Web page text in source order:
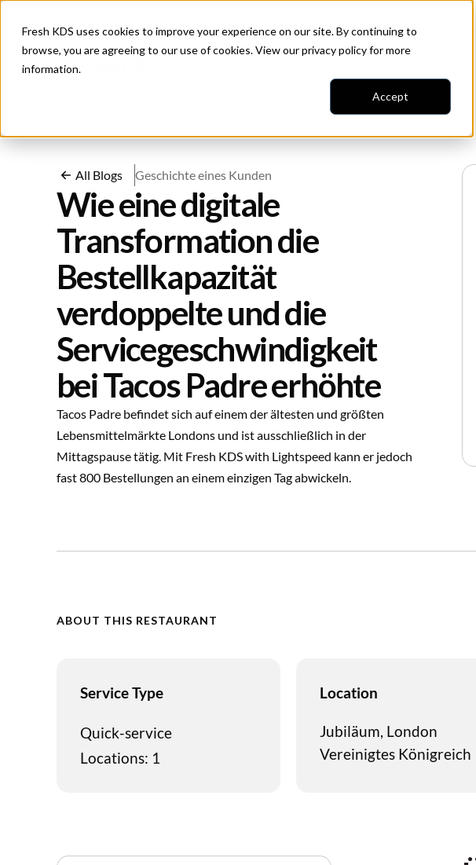
Fresh KDS uses cookies to improve your experience on our site. By continuing to
browse, you are agreeing to our use of cookies. View ourprivacy policyfor more
information.
Accept
All Blogs Geschichte eines Kunden
Wie eine digitale
Transformation die
Bestellkapazität
verdoppelte und die
Servicegeschwindigkeit
bei Tacos Padre erhöhte
Tacos Padre befindet sich auf einem der ältesten und größten
Lebensmittelmärkte Londons und ist ausschließlich in der
Mittagspause tätig. Mit Fresh KDS with Lightspeed kann er jedoch
fast 800 Bestellungen an einem einzigen Tag abwickeln.
ABOUT THIS RESTAURANT
Service Type
Quick-service
Locations: 1
Location
Jubiläum, London
Vereinigtes Königreich